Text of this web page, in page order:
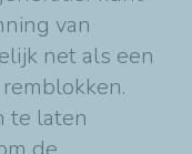
van
net als een
te laten